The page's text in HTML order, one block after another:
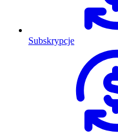
Subskrypcje